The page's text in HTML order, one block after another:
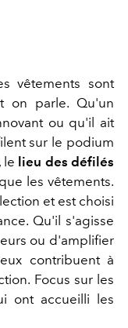
vêtements sont
on parle. Qu'un
ou qu'il ait
sur le podium
le lieu des défilés
les vêtements.
et est choisi
Qu'il s'agisse
ou d'amplifier
contribuent à
Focus sur les
ont accueilli les